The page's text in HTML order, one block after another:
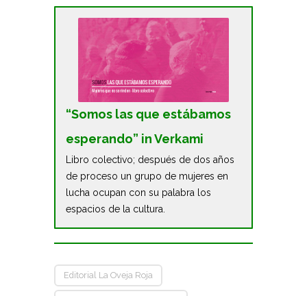
“Somos las que estábamos
esperando” in Verkami
Libro colectivo; después de dos años
de proceso un grupo de mujeres en
lucha ocupan con su palabra los
espacios de la cultura.
Editorial La Oveja Roja